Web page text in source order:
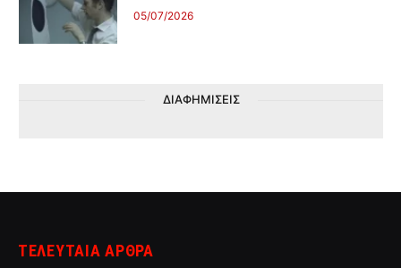
05/07/2026
ΔΙΑΦΗΜΙΣΕΙΣ
ΤΕΛΕΥΤΑΙΑ ΑΡΘΡΑ